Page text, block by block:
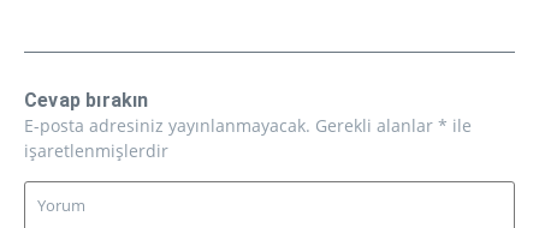
Cevap bırakın
E-posta adresiniz yayınlanmayacak. Gerekli alanlar * ile
işaretlenmişlerdir